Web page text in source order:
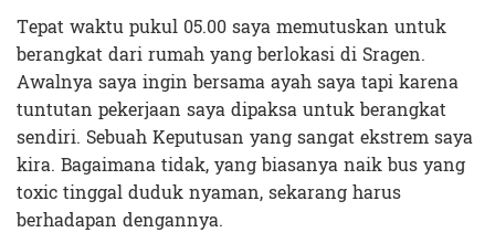
Tepat waktu pukul 05.00 saya memutuskan untuk
berangkat dari rumah yang berlokasi di Sragen.
Awalnya saya ingin bersama ayah saya tapi karena
tuntutan pekerjaan saya dipaksa untuk berangkat
sendiri. Sebuah Keputusan yang sangat ekstrem saya
kira. Bagaimana tidak, yang biasanya naik bus yang
toxic tinggal duduk nyaman, sekarang harus
berhadapan dengannya.